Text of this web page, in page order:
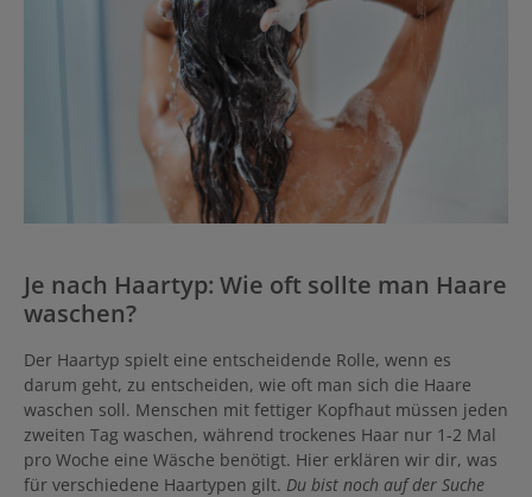
Je nach Haartyp: Wie oft sollte man Haare
waschen?
Der Haartyp spielt eine entscheidende Rolle, wenn es
darum geht, zu entscheiden, wie oft man sich die Haare
waschen soll. Menschen mit fettiger Kopfhaut müssen jeden
zweiten Tag waschen, während trockenes Haar nur 1-2 Mal
pro Woche eine Wäsche benötigt. Hier erklären wir dir, was
für verschiedene Haartypen gilt. Du bist noch auf der Suche